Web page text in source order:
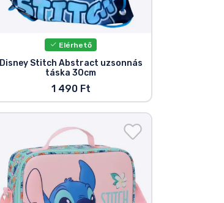
Elérhető
Disney Stitch Abstract uzsonnás
táska 30cm
1 490 Ft